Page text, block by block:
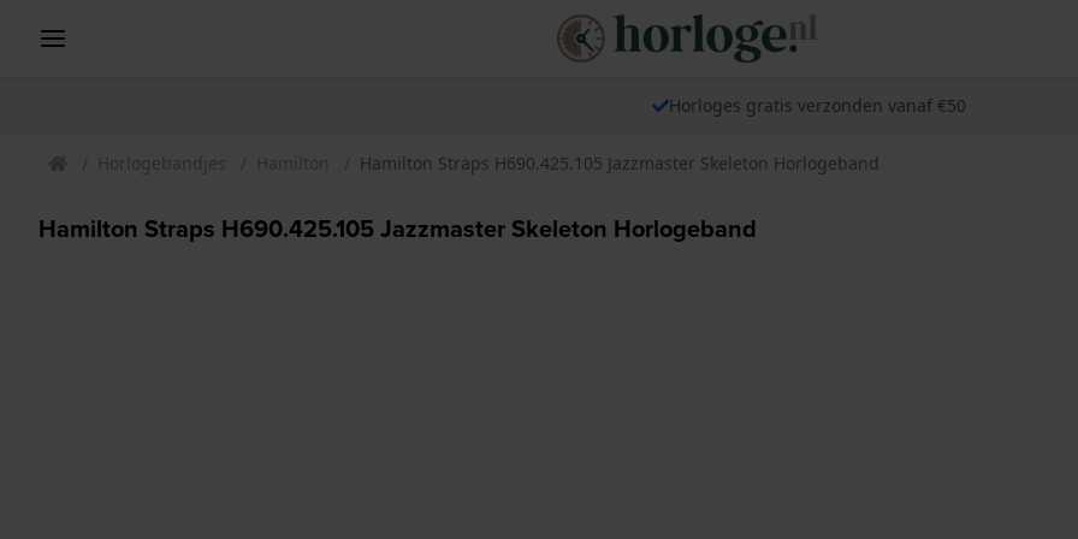
Horloges gratis verzonden vanaf €50
Horlogebandjes Hamilton Hamilton Straps H690.425.105 Jazzmaster Skeleton Horlogeband
Hamilton Straps H690.425.105 Jazzmaster Skeleton Horlogeband